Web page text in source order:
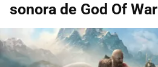
sonora de God Of War